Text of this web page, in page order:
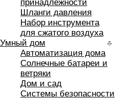
принадлежности
Шланги давления
Набор инструмента
для сжатого воздуха
Умный дом
Автоматизация дома
Солнечные батареи и
ветряки
Дом и сад
Системы безопасности